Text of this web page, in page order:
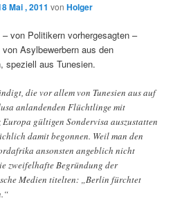
Mai , 2011 vonHolger
von Politikern vorhergesagten –
Asylbewerbern aus den
speziell aus Tunesien.
die vor allem von Tunesien aus auf
anlandenden Flüchtlinge mit
gültigen Sondervisa auszustatten
damit begonnen. Weil man den
ansonsten angeblich nicht
zweifelhafte Begründung der
Medien titelten: „Berlin fürchtet